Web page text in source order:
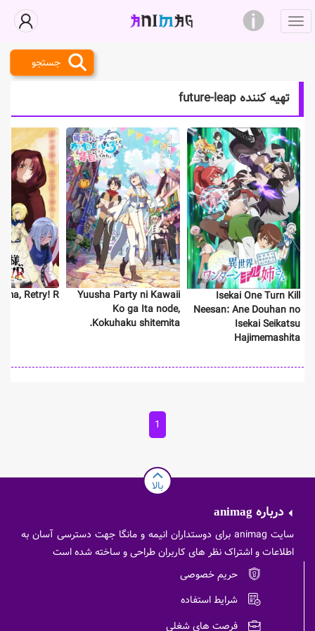
جستجو
تهیه کننده future-leap
Isekai One Turn Kill
Neesan: Ane Douhan no
Isekai Seikatsu
Hajimemashita
Yuusha Party ni Kawaii
Ko ga Ita node,
Kokuhaku shitemita.
Retry! R
1
بالا
درباره animag
سایت animag برای دوستداران انیمه و مانگا جهت دسترسی آسان به
اطلاعات و اشتراک نظر های کاربران طراحی و ساخته شده است
حریم خصوصی
شرایط استفاده
فرصت های شغلی